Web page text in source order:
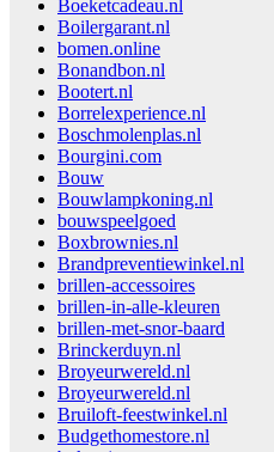
Boeketcadeau.nl
Boilergarant.nl
bomen.online
Bonandbon.nl
Bootert.nl
Borrelexperience.nl
Boschmolenplas.nl
Bourgini.com
Bouw
Bouwlampkoning.nl
bouwspeelgoed
Boxbrownies.nl
Brandpreventiewinkel.nl
brillen-accessoires
brillen-in-alle-kleuren
brillen-met-snor-baard
Brinckerduyn.nl
Broyeurwereld.nl
Broyeurwereld.nl
Bruiloft-feestwinkel.nl
Budgethomestore.nl